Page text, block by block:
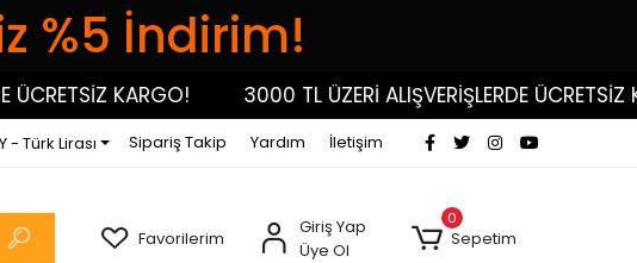
%5 İndirim!
KARGO! 3000 TL ÜZERİ ALIŞVERİŞLERDE ÜCRETSİZ
- Türk Lirası Sipariş Takip Yardım İletişim
Favorilerim
Giriş Yap
Üye Ol
0
Sepetim